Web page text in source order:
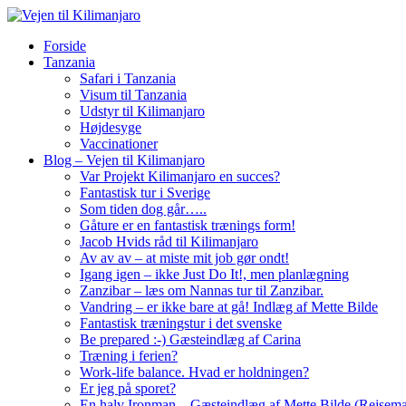
Forside
Tanzania
Safari i Tanzania
Visum til Tanzania
Udstyr til Kilimanjaro
Højdesyge
Vaccinationer
Blog – Vejen til Kilimanjaro
Var Projekt Kilimanjaro en succes?
Fantastisk tur i Sverige
Som tiden dog går…..
Gåture er en fantastisk trænings form!
Jacob Hvids råd til Kilimanjaro
Av av av – at miste mit job gør ondt!
Igang igen – ikke Just Do It!, men planlægning
Zanzibar – læs om Nannas tur til Zanzibar.
Vandring – er ikke bare at gå! Indlæg af Mette Bilde
Fantastisk træningstur i det svenske
Be prepared :-) Gæsteindlæg af Carina
Træning i ferien?
Work-life balance. Hvad er holdningen?
Er jeg på sporet?